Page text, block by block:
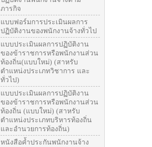
ภารกิจ
แบบฟอร์มการประเมินผลการ
ปฏิบัติงานของพนักงานจ้างทั่วไป
แบบประเมินผลการปฏิบัติงาน
ของข้าราชการหรือพนักงานส่วน
ท้องถิ่น(แบบใหม่) (สาหรับ
ตำแหน่งประเภทวิชาการ และ
ทั่วไป)
แบบประเมินผลการปฏิบัติงาน
ของข้าราชการหรือพนักงานส่วน
ท้องถิ่น (แบบใหม่) (สาหรับ
ตำแหน่งประเภทบริหารท้องถิ่น
และอำนวยการท้องถิ่น)
หนังสือค้ำประกันพนักงานจ้าง